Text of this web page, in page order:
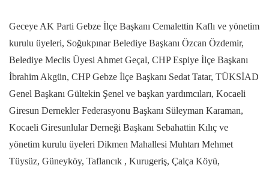
Geceye AK Parti Gebze İlçe Başkanı Cemalettin Kaflı ve yönetim
kurulu üyeleri, Soğukpınar Belediye Başkanı Özcan Özdemir,
Belediye Meclis Üyesi Ahmet Geçal, CHP Espiye İlçe Başkanı
İbrahim Akgün, CHP Gebze İlçe Başkanı Sedat Tatar, TÜKSİAD
Genel Başkanı Gültekin Şenel ve başkan yardımcıları, Kocaeli
Giresun Dernekler Federasyonu Başkanı Süleyman Karaman,
Kocaeli Giresunlular Derneği Başkanı Sebahattin Kılıç ve
yönetim kurulu üyeleri Dikmen Mahallesi Muhtarı Mehmet
Tüysüz, Güneyköy, Taflancık , Kurugeriş, Çalça Köyü,